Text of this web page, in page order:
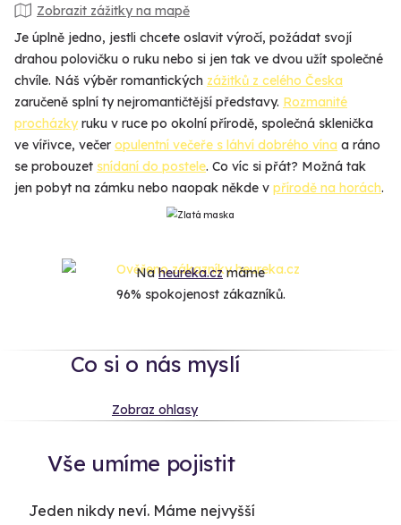
Zobrazit zážitky na mapě
Je úplně jedno, jestli chcete oslavit výročí, požádat svojí
drahou polovičku o ruku nebo si jen tak ve dvou užít společné
chvíle. Náš výběr romantických zážitků z celého Česka
zaručeně splní ty nejromantičtější představy. Rozmanité
procházky ruku v ruce po okolní přírodě, společná sklenička
ve vířivce, večer opulentní večeře s láhví dobrého vína a ráno
se probouzet snídaní do postele. Co víc si přát? Možná tak
jen pobyt na zámku nebo naopak někde v přírodě na horách.
Naheureka.czmáme
96% spokojenost zákazníků.
Co si o nás myslí
Zobraz ohlasy
Vše umíme pojistit
Jeden nikdy neví. Máme nejvyšší